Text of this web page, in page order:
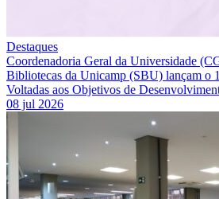
Destaques
Coordenadoria Geral da Universidade
Bibliotecas da Unicamp (SBU) lançam o
Voltadas aos Objetivos de
08 jul 2026